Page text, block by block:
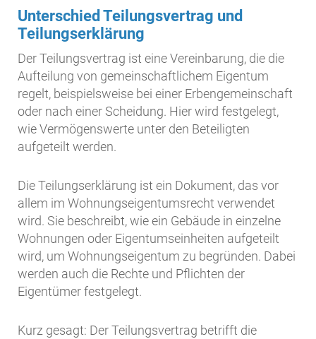
Unterschied Teilungsvertrag und
Teilungserklärung
Der Teilungsvertrag ist eine Vereinbarung, die die
Aufteilung von gemeinschaftlichem Eigentum
regelt, beispielsweise bei einer Erbengemeinschaft
oder nach einer Scheidung. Hier wird festgelegt,
wie Vermögenswerte unter den Beteiligten
aufgeteilt werden.
Die Teilungserklärung ist ein Dokument, das vor
allem im Wohnungseigentumsrecht verwendet
wird. Sie beschreibt, wie ein Gebäude in einzelne
Wohnungen oder Eigentumseinheiten aufgeteilt
wird, um Wohnungseigentum zu begründen. Dabei
werden auch die Rechte und Pflichten der
Eigentümer festgelegt.
Kurz gesagt: Der Teilungsvertrag betrifft die